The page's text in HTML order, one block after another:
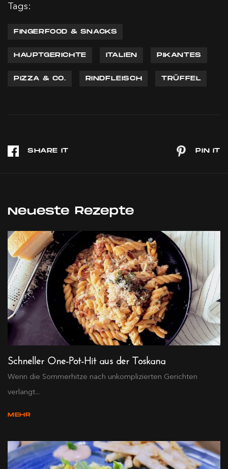
Tags:
FINGERFOOD & SNACKS
HAUPTGERICHTE ITALIEN PIKANTES
PIZZA & CO. RINDFLEISCH TRÜFFEL
Neueste Rezepte
Schneller One-Pot-Hit aus der Toskana
Wenn die Sommerhitze nach unkomplizierten Gerichten
verlangt...
MEHR